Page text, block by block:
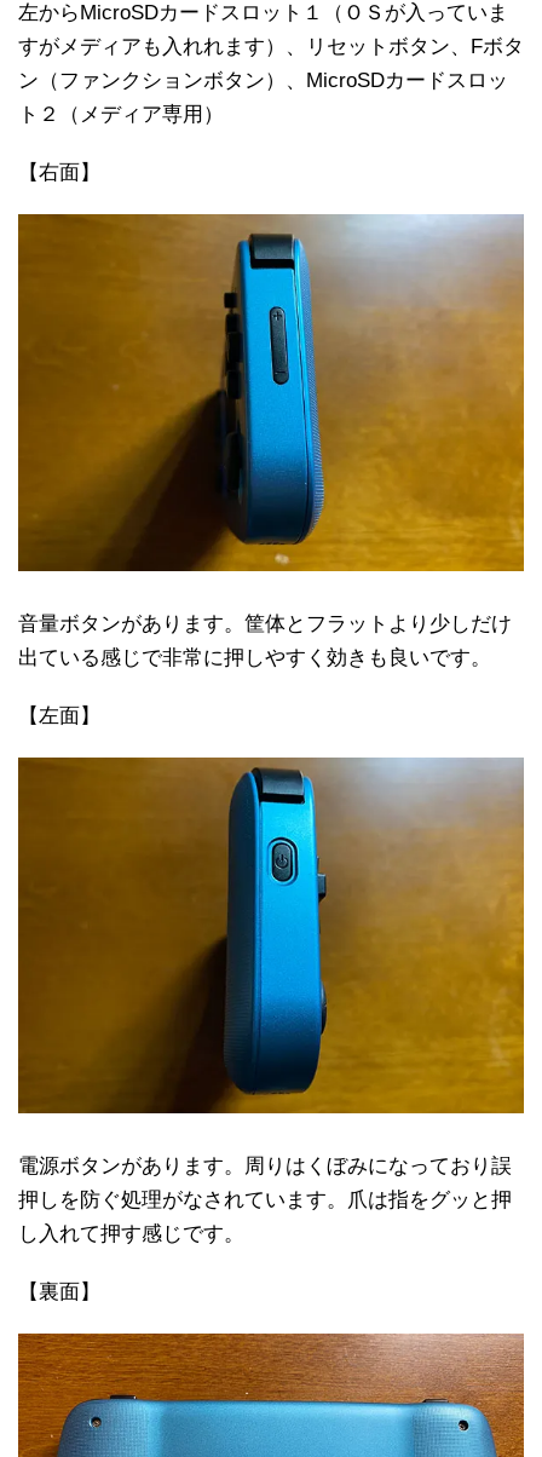
左からMicroSDカードスロット１（ＯＳが入っていま
すがメディアも入れれます）、リセットボタン、Fボタ
ン（ファンクションボタン）、MicroSDカードスロッ
ト２（メディア専用）
【右面】
音量ボタンがあります。筐体とフラットより少しだけ
出ている感じで非常に押しやすく効きも良いです。
【左面】
電源ボタンがあります。周りはくぼみになっており誤
押しを防ぐ処理がなされています。爪は指をグッと押
し入れて押す感じです。
【裏面】